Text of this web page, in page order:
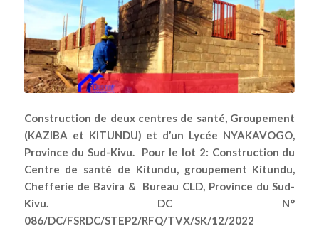
Construction de deux centres de santé, Groupement
(KAZIBA et KITUNDU) et d’un Lycée NYAKAVOGO,
Province du Sud-Kivu. Pour le lot 2: Construction du
Centre de santé de Kitundu, groupement Kitundu,
Chefferie de Bavira & Bureau CLD, Province du Sud-
Kivu. DC N°
086/DC/FSRDC/STEP2/RFQ/TVX/SK/12/2022